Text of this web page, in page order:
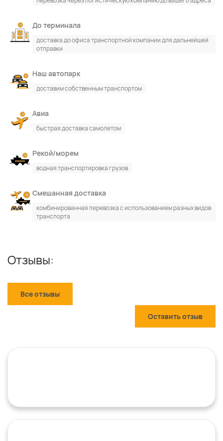
До терминала
доставка до офиса транспортной компании для дальнейшей
отправки
Наш автопарк
доставим собственным транспортом
Авиа
быстрая доставка самолетом
Рекой/морем
водная транспортировка грузов
Смешанная доставка
комбинированная перевозка с использованием разных видов
транспорта
Отзывы:
Все отзывы
Оставить отзыв